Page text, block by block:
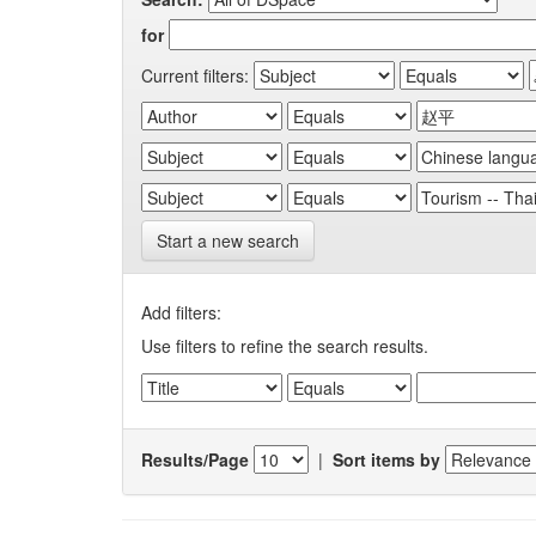
for
Current filters:
Start a new search
Add filters:
Use filters to refine the search results.
Results/Page | Sort items by